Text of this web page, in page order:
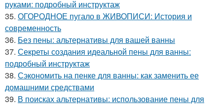
руками: подробный инструктаж
35. ОГОРОДНОЕ пугало в ЖИВОПИСИ: История и
современность
36. Без пены: альтернативы для вашей ванны
37. Секреты создания идеальной пены для ванны:
подробный инструктаж
38. Сэкономить на пенке для ванны: как заменить ее
домашними средствами
39. В поисках альтернативы: использование пены для